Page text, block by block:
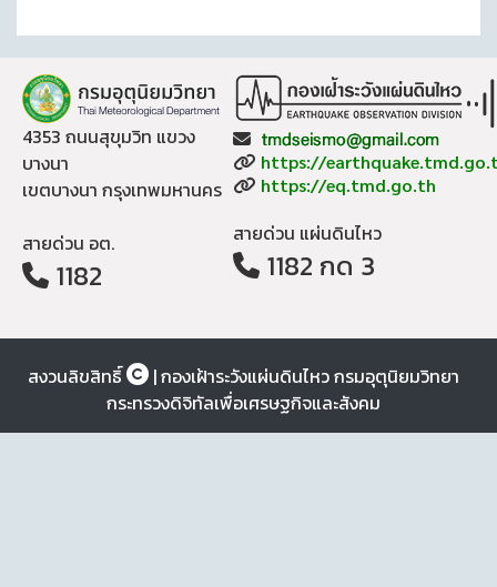
4353 ถนนสุขุมวิท แขวง
บางนา
เขตบางนา กรุงเทพมหานคร
สายด่วน อต.
1182
Email:
Website:
https://
Website:
https://eq.tmd.go.th
สายด่วน แผ่นดินไหว
1182 กด 3
สงวนลิขสิทธิ์
| กองเฝ้าระวังแผ่นดินไหว กรมอุตุนิยมวิทยา
กระทรวงดิจิทัลเพื่อเศรษฐกิจและสังคม